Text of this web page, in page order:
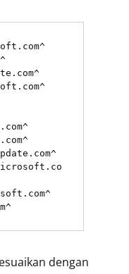
dengan